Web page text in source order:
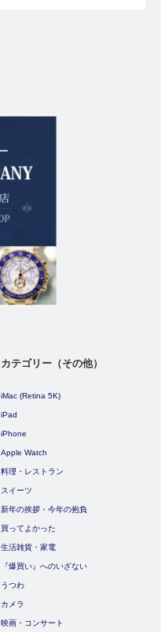
カテゴリー（その他）
iMac (Retina 5K)
iPad
iPhone
Apple Watch
料理・レストラン
スイーツ
新年の挨拶・今年の抱負
買ってよかった
生活雑貨・家電
『爆買い』へのいざない
うつわ
カメラ
映画・コンサート